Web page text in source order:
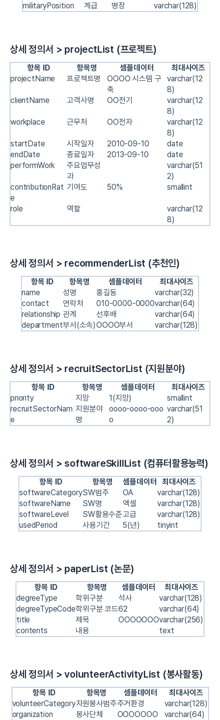
militaryPosition
계급 병장 varchar(128)
상세 정의서 > projectList (프로젝트)
항목 ID 항목명 셈플데이터
최대사이즈
projectName
프로젝트명
OOOO 시스템 구
축
varchar(12
8)
clientName
고객사명 OO전기
varchar(12
8)
workplace
근무처 OO전자
varchar(12
8)
startDate
시작일자 2010-09-10
date
endDate
종료일자 2013-09-10
date
performWork
주요업무성
과
varchar(51
2)
contributionRat
e
기여도 50% smallint
role 역할
varchar(12
8)
상세 정의서 > recommenderList (추천인)
항목 ID 항목명 셈플데이터
최대사이즈
name
성명 홍길동
varchar(32)
contact
연락처 010-0000-0000varchar(64)
relationship 관계 선후배
varchar(64)
department부서(소속)OOOO부서 varchar(128)
상세 정의서 > recruitSectorList (지원분야)
항목 ID 항목명 셈플데이터
최대사이즈
priority
지망 1(지망)
smallint
recruitSectorNam
e
지원분야
명
oooo-oooo-ooo
o
varchar(51
2)
상세 정의서 > softwareSkillList (컴퓨터활용능력)
항목 ID 항목명 셈플데이터
최대사이즈
softwareCategorySW범주 OA
varchar(128)
softwareName
SW명 엑셀
varchar(128)
softwareLevel
SW활용수준고급
varchar(128)
usedPeriod
사용기간 5(년) tinyint
상세 정의서 > paperList (논문)
항목 ID 항목명 셈플데이터
최대사이즈
degreeType
학위구분 석사
varchar(128)
degreeTypeCode학위구분 코드62
varchar(64)
title
제목 OOOOOOOvarchar(256)
contents
내용 text
상세 정의서 > volunteerActivityList (봉사활동)
항목 ID 항목명 셈플데이터
최대사이즈
volunteerCategory자원봉사범주주거환경
varchar(128)
organization
봉사단체 OOOOOOO
varchar(64)